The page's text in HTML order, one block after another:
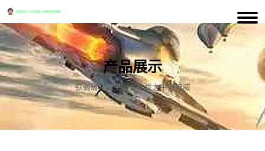
产品展示
铁骑破阵救主归，乱世之中显神威